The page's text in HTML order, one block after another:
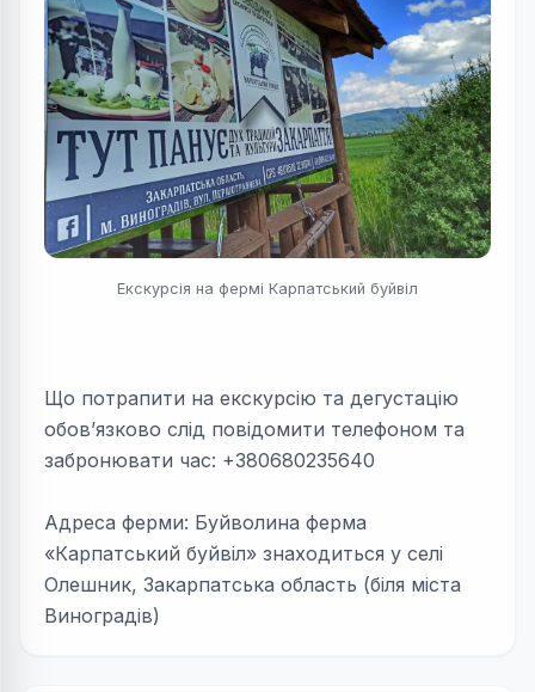
Екскурсія на фермі Карпатський буйвіл
Що потрапити на екскурсію та дегустацію
обов’язково слід повідомити телефоном та
забронювати час: +380680235640
Адреса ферми: Буйволина ферма
«Карпатський буйвіл» знаходиться у селі
Олешник, Закарпатська область (біля міста
Виноградів)